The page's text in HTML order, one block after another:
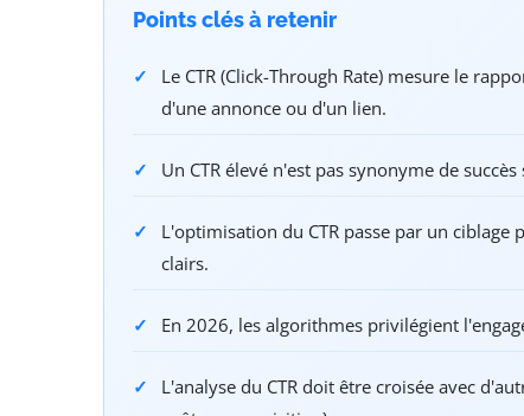
Points clés à retenir
Le CTR (Click-Through Rate) mesure le
d'une annonce ou d'un lien.
Un CTR élevé n'est pas synonyme de
L'optimisation du CTR passe par un ciblage
clairs.
En 2026, les algorithmes privilégient
L'analyse du CTR doit être croisée avec